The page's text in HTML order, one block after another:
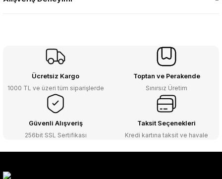
Ücretsiz Kargo
1000 TL ve üzeri tüm siparişlerde
Toptan ve Perakende
Sınırsız Üretim
Güvenli Alışveriş
256bit SSL Sertifikası
Taksit Seçenekleri
Kredi kartına taksit ve havale